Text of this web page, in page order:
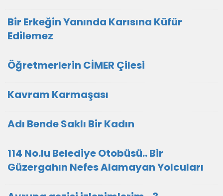
Bir Erkeğin Yanında Karısına Küfür
Edilemez
Öğretmerlerin CİMER Çilesi
Kavram Karmaşası
Adı Bende Saklı Bir Kadın
114 No.lu Belediye Otobüsü.. Bir
Güzergahın Nefes Alamayan Yolcuları